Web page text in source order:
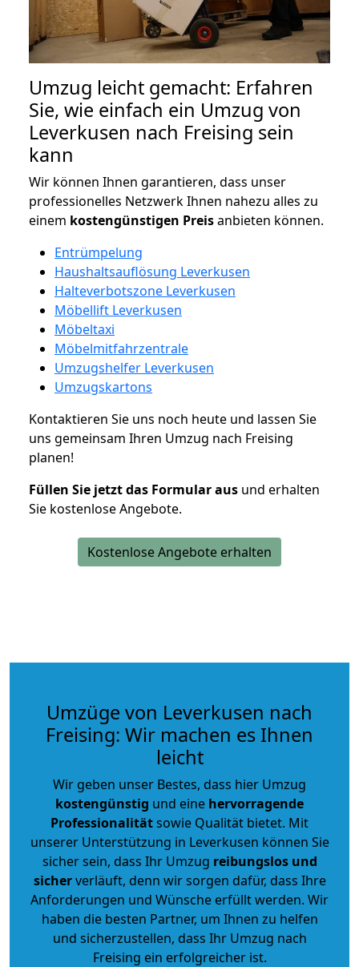
Umzug leicht gemacht: Erfahren
Sie, wie einfach ein Umzug von
Leverkusen nach Freising sein
kann
Wir können Ihnen garantieren, dass unser
professionelles Netzwerk Ihnen nahezu alles zu
einem kostengünstigen Preisanbieten können.
Entrümpelung
Haushaltsauflösung Leverkusen
Halteverbotszone Leverkusen
Möbellift Leverkusen
Möbeltaxi
Möbelmitfahrzentrale
Umzugshelfer Leverkusen
Umzugskartons
Kontaktieren Sie uns noch heute und lassen Sie
uns gemeinsam Ihren Umzug nach Freising
planen!
Füllen Sie jetzt das Formular aus und erhalten
Sie kostenlose Angebote.
Kostenlose Angebote erhalten
Umzüge von Leverkusen nach
Freising: Wir machen es Ihnen
leicht
Wir geben unser Bestes, dass hier Umzug
kostengünstig und eine hervorragende
Professionalitätsowie Qualität bietet. Mit
unserer Unterstützung in Leverkusen können Sie
sicher sein, dass Ihr Umzug reibungslos und
sicherverläuft, denn wir sorgen dafür, dass Ihre
Anforderungen und Wünsche erfüllt werden. Wir
haben die besten Partner, um Ihnen zu helfen
und sicherzustellen, dass Ihr Umzug nach
Freising ein erfolgreicher ist.